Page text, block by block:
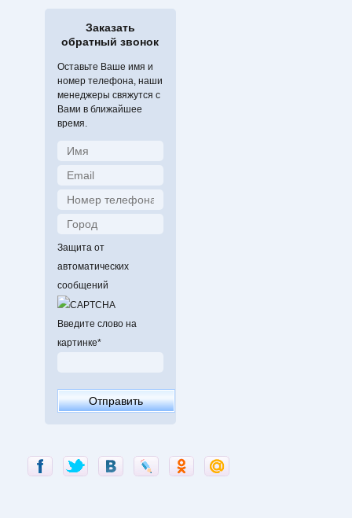
Заказать
обратный звонок
Оставьте Ваше имя и
номер телефона, наши
менеджеры свяжутся с
Вами в ближайшее
время.
Защита от
автоматических
сообщений
Введите слово на
картинке*